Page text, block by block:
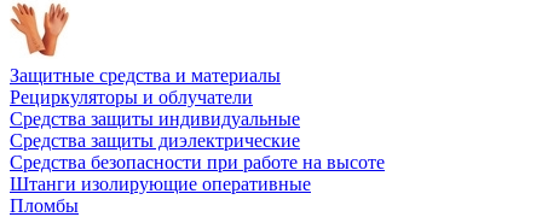
Защитные средства и материалы
Рециркуляторы и облучатели
Средства защиты индивидуальные
Средства защиты диэлектрические
Средства безопасности при работе на высоте
Штанги изолирующие оперативные
Пломбы